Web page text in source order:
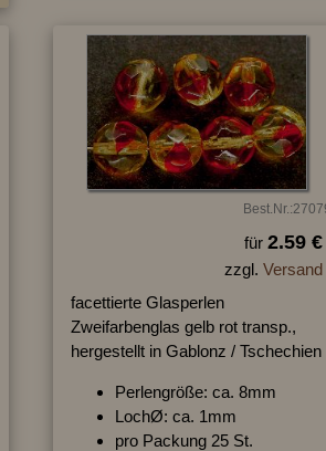
für 2.59 €
zzgl. Versand
facettierte Glasperlen
Zweifarbenglas gelb rot transp.,
hergestellt in Gablonz / Tschechien
Perlengröße: ca. 8mm
LochØ: ca. 1mm
pro Packung 25 St.